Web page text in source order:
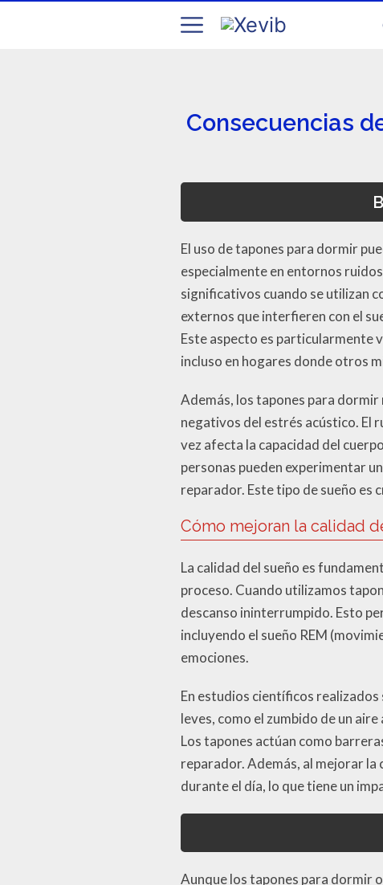
Consecuencias
El uso de tapones para dormir
especialmente en entornos
significativos cuando se utilizan
externos que interfieren con el
Este aspecto es particularmente
incluso en hogares donde otros
Además, los tapones para
negativos del estrés acústico. El
vez afecta la capacidad del
personas pueden experimentar
reparador. Este tipo de sueño es
Cómo mejoran la calidad
La calidad del sueño es
proceso. Cuando utilizamos
descanso ininterrumpido. Esto
incluyendo el sueño REM
emociones.
En estudios científicos
leves, como el zumbido de un
Los tapones actúan como
reparador. Además, al mejorar la
durante el día, lo que tiene un
Aunque los tapones para dormir